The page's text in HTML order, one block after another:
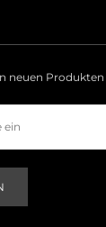
neuen Produkten